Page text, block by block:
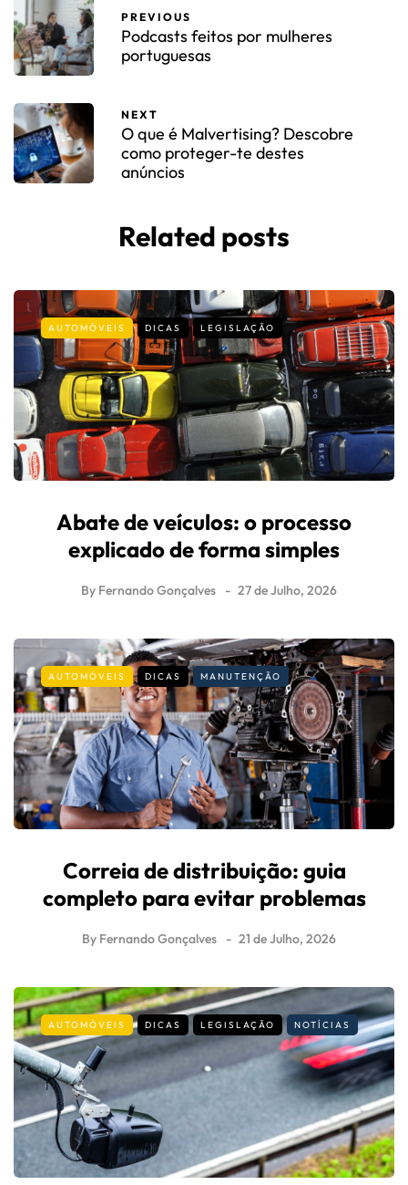
PREVIOUS
Podcasts feitos por mulheres
portuguesas
NEXT
O que é Malvertising? Descobre
como proteger-te destes
anúncios
Related posts
AUTOMÓVEIS DICAS LEGISLAÇÃO
Abate de veículos: o processo
explicado de forma simples
By Fernando Gonçalves 27 de Julho, 2026
AUTOMÓVEIS DICAS MANUTENÇÃO
Correia de distribuição: guia
completo para evitar problemas
By Fernando Gonçalves 21 de Julho, 2026
AUTOMÓVEIS DICAS LEGISLAÇÃO NOTÍCIAS